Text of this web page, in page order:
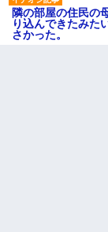
隣の部屋の住民の
り込んできたみた
さかった。